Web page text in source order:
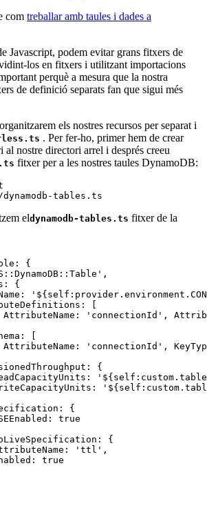
com treballar amb taules i dades a
Javascript, podem evitar grans fitxers de
los en fitxers i utilitzant importacions
perquè a mesura que la nostra
de definició separats fan que sigui més
els nostres recursos per separat i
. Per fer-ho, primer hem de crear
al nostre directori arrel i després creeu
fitxer per a les nostres taules DynamoDB:
tables.ts
eldynamodb-tables.ts fitxer de la
{
{
[
'connectionId',
[
'connectionId',
{
{
true
{
'ttl',
true